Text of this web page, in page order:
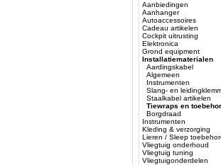
Aanbiedingen
Aanhanger
Autoaccessoires
Cadeau artikelen
Cockpit uitrusting
Elektronica
Grond equipment
Installatiematerialen
Aardingskabel
Algemeen
Instrumenten
Slang- en
Staalkabel artikelen
Tiewraps en
Borgdraad
Instrumenten
Kleding & verzorging
Lieren / Sleep
Vliegtuig onderhoud
Vliegtuig tuning
Vliegtuigonderdelen